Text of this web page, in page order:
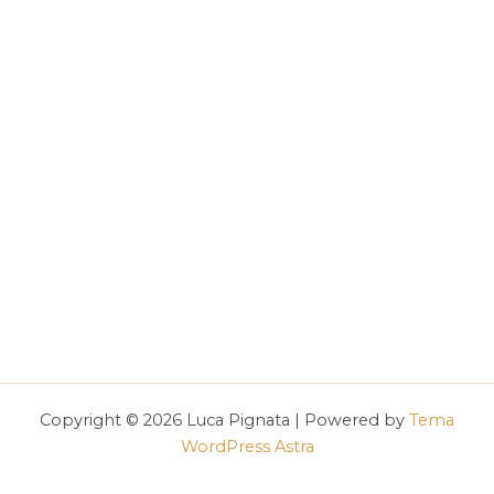
Copyright © 2026 Luca Pignata | Powered by Tema
WordPress Astra